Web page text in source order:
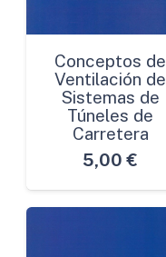
Conceptos de
Ventilación de
Sistemas de
Túneles de
Carretera
5,00 €